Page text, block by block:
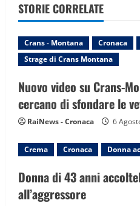
i
g
a
t
i
o
n
STORIE CORRELATE
Crans - Montana Cronaca
Strage di Crans Montana
Nuovo video su Crans-
cercano di sfondare le
RaiNews - Cronaca 6
Crema Cronaca Donna
Donna di 43 anni
all’aggressore